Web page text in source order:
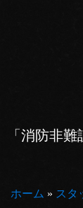
「消防非難
ホーム » スタ